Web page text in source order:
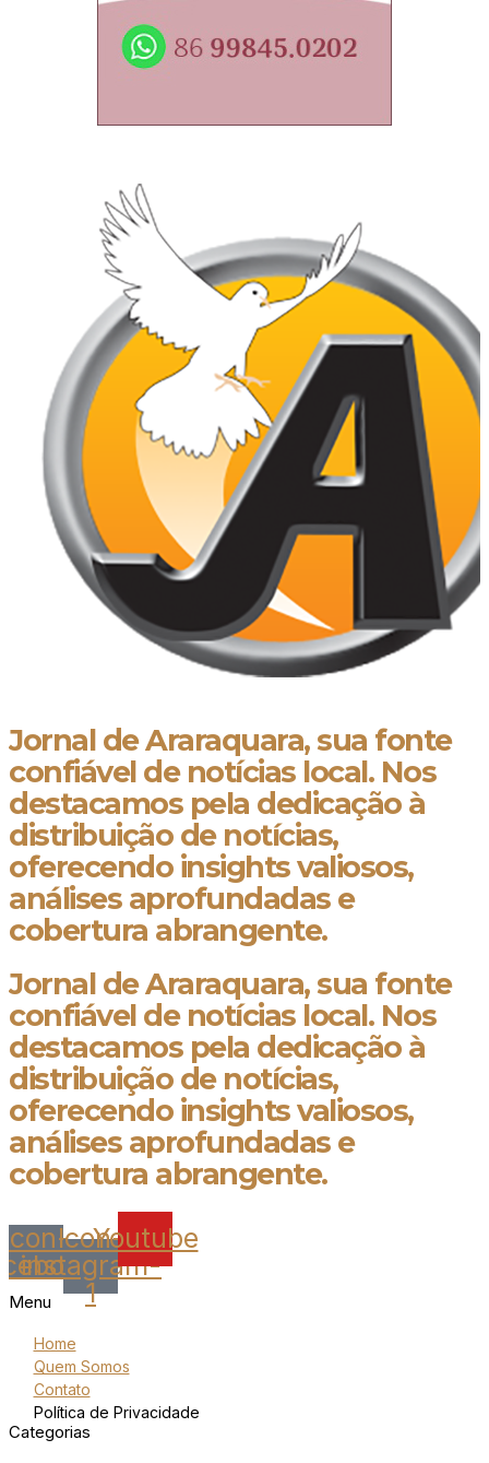
Jornal de Araraquara, sua fonte
confiável de notícias local. Nos
destacamos pela dedicação à
distribuição de notícias,
oferecendo insights valiosos,
análises aprofundadas e
cobertura abrangente.
Jornal de Araraquara, sua fonte
confiável de notícias local. Nos
destacamos pela dedicação à
distribuição de notícias,
oferecendo insights valiosos,
análises aprofundadas e
cobertura abrangente.
Icon-Icon-
instagram-
1
Youtube
Menu
Home
Quem Somos
Contato
Política de Privacidade
Categorias